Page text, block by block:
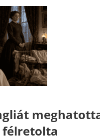
félretolta